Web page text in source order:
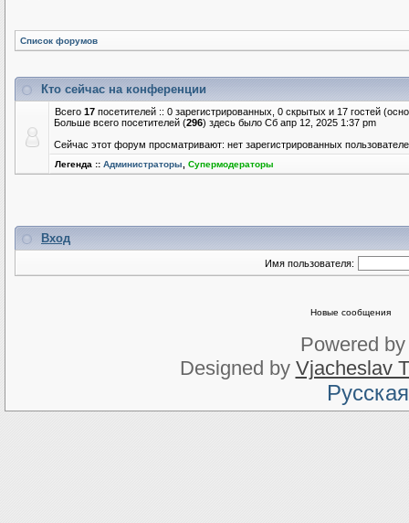
Список форумов
Кто сейчас на конференции
Всего 17 посетителей :: 0 зарегистрированных, 0 скрытых и 17 гостей
Больше всего посетителей (296) здесь было Сб апр 12, 2025 1:37 pm
Сейчас этот форум просматривают: нет зарегистрированных
Легенда :: Администраторы Супермодераторы
Вход
Имя пользователя:
Новые сообщения
Powered
Designed by Vjacheslav